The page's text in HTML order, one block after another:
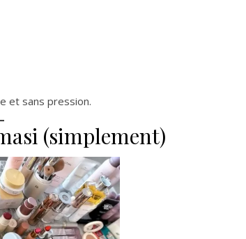
et sans pression.
(simplement)